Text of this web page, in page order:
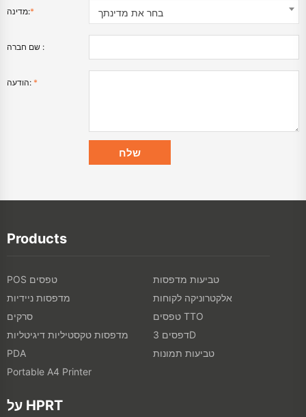
מדינה:* בחר את מדינתך
שם חברה :
הודעה: *
Products
POS טפסים
טביעות מדפסות
מדפסות ניידיות
אלקטרוניקה לקוחות
סרקים
טפסים TTO
מדפסות טקסטיליות דיגיטליות
דפסים 3D
PDA
טביעות תמונות
Portable A4 Printer
על HPRT